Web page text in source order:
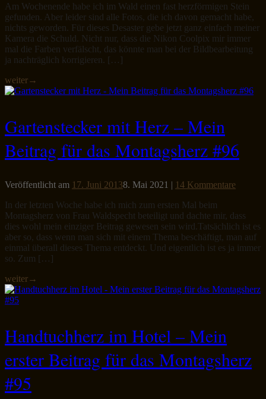
Am Wochenende habe ich im Wald einen fast herzförmigen Stein
gefunden. Aber leider sind alle Fotos, die ich davon gemacht habe,
nichts geworden. Für dieses Desaster gebe jetzt ganz einfach meiner
Kamera die Schuld. Nicht nur, dass die Nikon Coolpix mir immer
mal die Farben verfälscht, das könnte man bei der Bildbearbeitung
ja nachträglich korrigieren. […]
weiter→
Gartenstecker mit Herz – Mein
Beitrag für das Montagsherz #96
Veröffentlicht am 17. Juni 20138. Mai 2021 | 14 Kommentare
In der letzten Woche habe ich mich zum ersten Mal beim
Montagsherz von Frau Waldspecht beteiligt und dachte mir, dass
dies wohl mein einziger Beitrag gewesen sein wird.Tatsächlich ist es
aber so, dass wenn man sich mit einem Thema beschäftigt, man auf
einmal überall dieses Thema entdeckt. Und eigentlich ist es ja immer
so. Zum […]
weiter→
Handtuchherz im Hotel – Mein
erster Beitrag für das Montagsherz
#95